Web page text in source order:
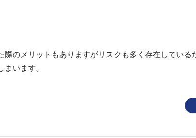
のメリットもありますがリスクも多く存在している
います。